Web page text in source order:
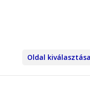
Oldal kiválasztása